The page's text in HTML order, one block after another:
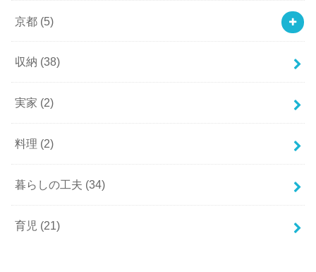
京都 (5)
収納 (38)
実家 (2)
料理 (2)
暮らしの工夫 (34)
育児 (21)